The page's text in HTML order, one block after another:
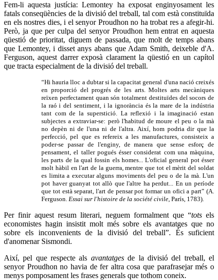
Fem-li aquesta justícia: Lemontey ha exposat enginyosament les
fatals conseqüències de la divisió del treball, tal com està constituïda
en els nostres dies, i el senyor Proudhon no ha trobat res a afegir-hi.
Però, ja que per culpa del senyor Proudhon hem entrat en aquesta
qüestió de prioritat, diguem de passada, que molt de temps abans
que Lemontey, i disset anys abans que Adam Smith, deixeble d'A.
Ferguson, aquest darrer exposà clarament la qüestió en un capítol
que tracta especialment de la divisió del treball.
“Hi hauria lloc a dubtar si la capacitat general d'una nació creixés
en proporció del progrés de les arts. Moltes arts mecàniques
reïxen perfectament quan són totalment destituïdes del socors de
la raó i del sentiment, i la ignorància és la mare de la indústria
tant com de la superstició. La reflexió i la imaginació estan
subjectes a extraviar-se: però l'habitud de moure el peu o la mà
no depèn ni de l'una ni de l'altra. Així, hom podria dir que la
perfecció, pel que es refereix a les manufactures, consisteix a
poder-se passar de l'enginy, de manera que sense esforç de
pensament, el taller pogués ésser considerat com una màquina,
les parts de la qual fossin els homes... L'oficial general pot ésser
molt hàbil en l'art de la guerra, mentre que tot el mèrit del soldat
es limita a executar alguns moviments del peu o de la mà. L'un
pot haver guanyat tot allò que l'altre ha perdut... En un període
que tot està separat, l'art de pensar pot formar un ofici a part” (A.
Ferguson.Essai sur l'histoire de la société civile, París, 1783).
Per finir aquest resum literari, neguem formalment que “tots els
economistes hagin insistit molt més sobre els avantatges que no
sobre els inconvenients de la divisió del treball”. És suficient
d'anomenar Sismondi.
Així, pel que respecte als avantatgesde la divisió del treball, el
senyor Proudhon no havia de fer altra cosa que parafrasejar més o
menys pomposament les frases generals que tothom coneix.